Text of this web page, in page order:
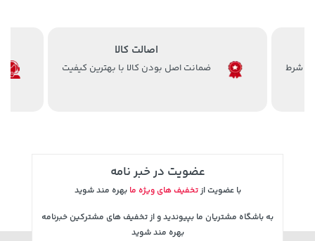
اصالت کالا
ضمانت اصل بودن کالا با بهترین کیفیت
عضویت در خبر نامه
با عضویت ازتخفیف های ویژه ما بهره مند شوید
به باشگاه مشتریان ما بپیوندید و از تخفیف های مشترکین خبرنامه
بهره مند شوید